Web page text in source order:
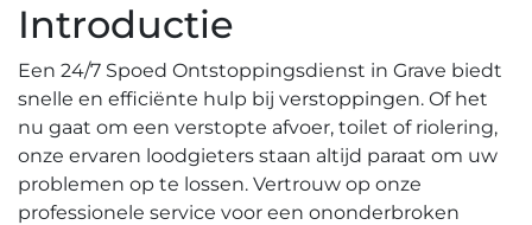
Introductie
Een 24/7 Spoed Ontstoppingsdienst in Grave biedt
snelle en efficiënte hulp bij verstoppingen. Of het
nu gaat om een verstopte afvoer, toilet of riolering,
onze ervaren loodgieters staan altijd paraat om uw
problemen op te lossen.​ Vertrouw op onze
professionele service voor een ononderbroken